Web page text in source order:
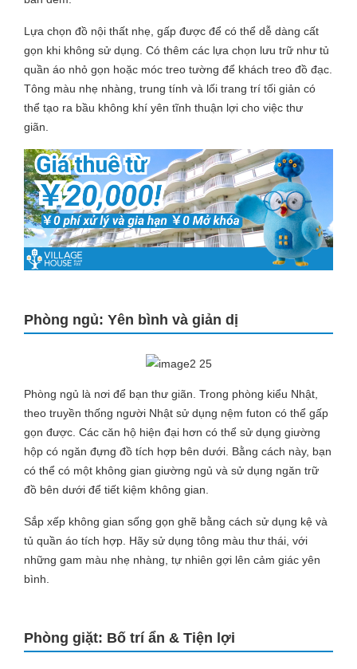
Lựa chọn đồ nội thất nhẹ, gấp được để có thể dễ dàng cất
gọn khi không sử dụng. Có thêm các lựa chọn lưu trữ như tủ
quần áo nhỏ gọn hoặc móc treo tường để khách treo đồ đạc.
Tông màu nhẹ nhàng, trung tính và lối trang trí tối giản có
thể tạo ra bầu không khí yên tĩnh thuận lợi cho việc thư
giãn.
Phòng ngủ: Yên bình và giản dị
Phòng ngủ là nơi để bạn thư giãn. Trong phòng kiểu Nhật,
theo truyền thống người Nhật sử dụng nệm futon có thể gấp
gọn được. Các căn hộ hiện đại hơn có thể sử dụng giường
hộp có ngăn đựng đồ tích hợp bên dưới. Bằng cách này, bạn
có thể có một không gian giường ngủ và sử dụng ngăn trữ
đồ bên dưới để tiết kiệm không gian.
Sắp xếp không gian sống gọn ghẽ bằng cách sử dụng kệ và
tủ quần áo tích hợp. Hãy sử dụng tông màu thư thái, với
những gam màu nhẹ nhàng, tự nhiên gợi lên cảm giác yên
bình.
Phòng giặt: Bố trí ẩn & Tiện lợi